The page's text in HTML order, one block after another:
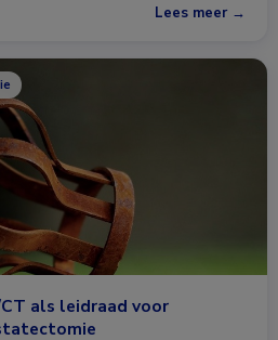
Lees meer →
als leidraad voor